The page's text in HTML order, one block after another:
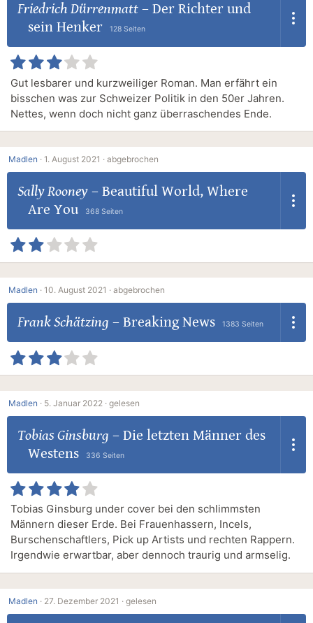
Friedrich Dürrenmatt– Der Richter und
sein Henker
128 Seiten
Gut lesbarer und kurzweiliger Roman. Man erfährt ein
bisschen was zur Schweizer Politik in den 50er Jahren.
Nettes, wenn doch nicht ganz überraschendes Ende.
Madlen · 1. August 2021 · abgebrochen
Sally Rooney– Beautiful World, Where
Are You
368 Seiten
Madlen · 10. August 2021 · abgebrochen
Frank Schätzing – Breaking News 1383 Seiten
Madlen · 5. Januar 2022 · gelesen
Tobias Ginsburg – Die letzten Männer des
Westens
336 Seiten
Tobias Ginsburg under cover bei den schlimmsten
Männern dieser Erde. Bei Frauenhassern, Incels,
Burschenschaftlers, Pick up Artists und rechten Rappern.
Irgendwie erwartbar, aber dennoch traurig und armselig.
Madlen · 27. Dezember 2021 · gelesen